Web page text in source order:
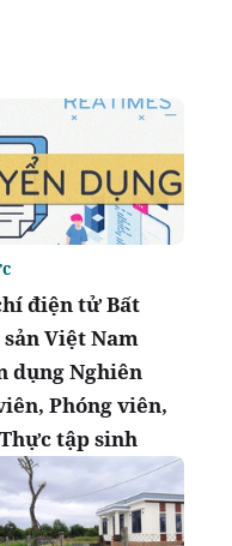
điện tử Bất
Việt Nam
dụng Nghiên
Phóng viên,
Thực tập sinh